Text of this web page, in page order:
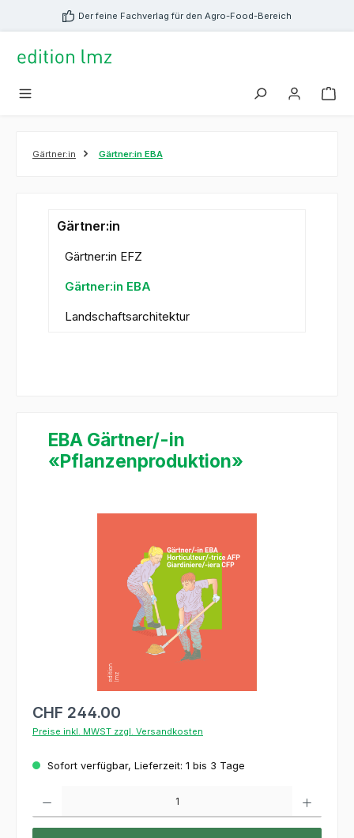
springen Der feine Fachverlag für den Agro-Food-Bereich
Gärtner:in Gärtner:in EBA
Gärtner:in
Gärtner:in EFZ
Gärtner:in EBA
Landschaftsarchitektur
EBA Gärtner/-in
«Pflanzenproduktion»
CHF 244.00
Preise inkl. MWST zzgl. Versandkosten
Sofort verfügbar, Lieferzeit: 1 bis 3 Tage